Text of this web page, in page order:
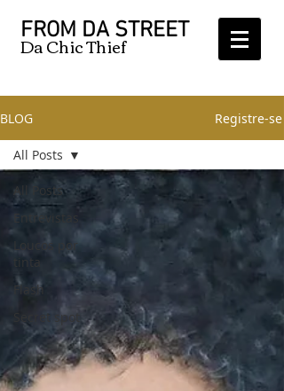
FROM DA STREET
Da Chic Thief
BLOG Registre-se
All Posts
Entrevistas
Loucos por
tinta
Flash
Secret spot
All Posts